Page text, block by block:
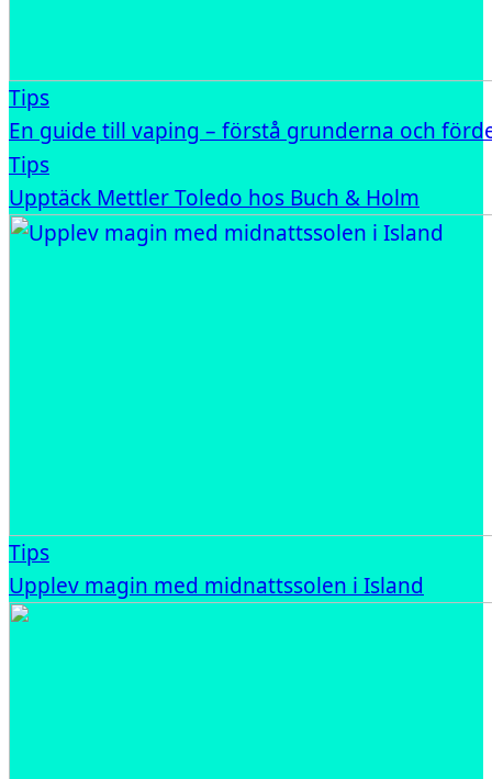
Tips
En guide till vaping – förstå grunderna och
Tips
Upptäck Mettler Toledo hos Buch & Holm
Tips
Upplev magin med midnattssolen i Island